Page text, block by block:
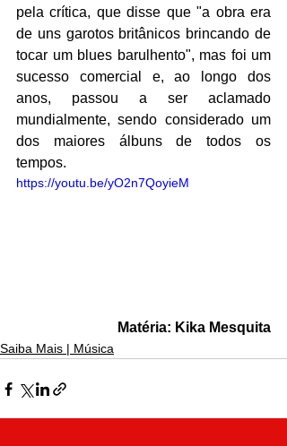
pela crítica, que disse que "a obra era
de uns garotos britânicos brincando de
tocar um blues barulhento", mas foi um
sucesso comercial e, ao longo dos
anos, passou a ser aclamado
mundialmente, sendo considerado um
dos maiores álbuns de todos os
tempos.
https://youtu.be/yO2n7QoyieM
Matéria: Kika Mesquita
Saiba Mais | Música